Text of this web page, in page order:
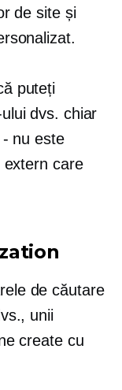
de site și
puteți
dvs. chiar
nu este
extern care
de căutare
unii
create cu